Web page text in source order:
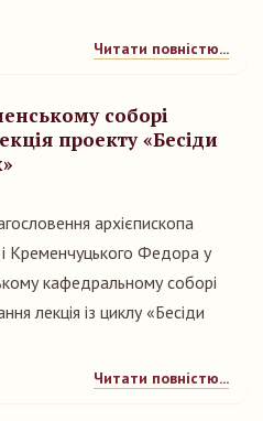
Читати повністю...
соборі
проекту «Бесіди
архієпископа
Кременчуцького Федора у
кафедральному соборі
лекція із циклу «Бесіди
Читати повністю...